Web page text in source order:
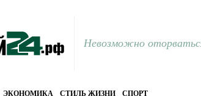
Невозможно
ЭКОНОМИКА СТИЛЬ ЖИЗНИ СПОРТ